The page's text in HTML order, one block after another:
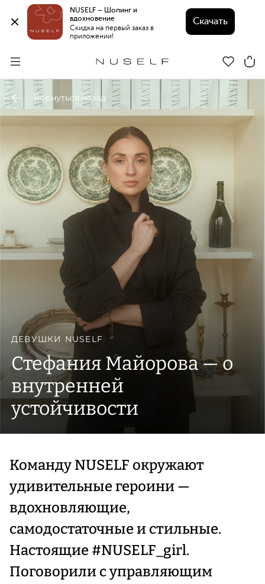
NUSELF – Шопинг и
вдохновение
Скидка на первый заказ в
приложении!
Скачать
Вернуться назад
ДЕВУШКИ NUSELF
Стефания Майорова — о
внутренней
устойчивости
Команду NUSELF окружают
удивительные героини —
вдохновляющие,
самодостаточные и стильные.
Настоящие #NUSELF_girl.
Поговорили с управляющим